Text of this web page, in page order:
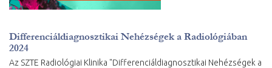
Differenciáldiagnosztikai Nehézségek a Radiológiában
2024
Az SZTE Radiológiai Klinika "Differenciáldiagnosztikai Nehézségek a